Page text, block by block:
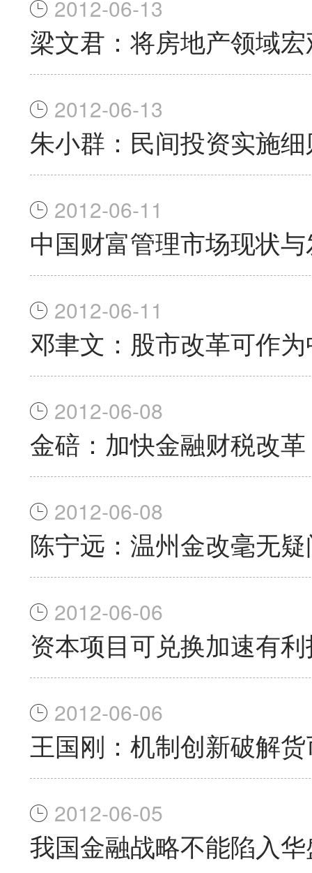
2012-06-13
梁文君：将房地产领域
2012-06-13
朱小群：民间投资实施
2012-06-11
中国财富管理市场现状
2012-06-11
邓聿文：股市改革可作为
2012-06-08
金碚：加快金融财税改革
2012-06-08
陈宁远：温州金改毫无
2012-06-06
资本项目可兑换加速有
2012-06-06
王国刚：机制创新破解
2012-06-05
我国金融战略不能陷入